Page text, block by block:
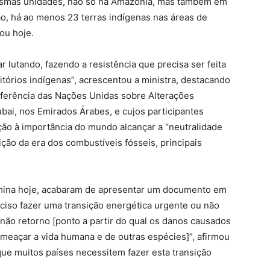
há ao menos 23 terras indígenas nas áreas de
hoje.
lutando, fazendo a resistência que precisa ser feita
indígenas”, acrescentou a ministra, destacando
das Nações Unidas sobre Alterações
nos Emirados Árabes, e cujos participantes
à importância do mundo alcançar a “neutralidade
da era dos combustíveis fósseis, principais
hoje, acabaram de apresentar um documento em
fazer uma transição energética urgente ou não
retorno [ponto a partir do qual os danos causados
a vida humana e de outras espécies]”, afirmou
muitos países necessitem fazer esta transição